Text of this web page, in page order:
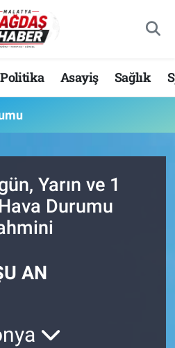
Politika Asayiş Sağlık
Yarın ve 1
Durumu
AN
ve Fikstür